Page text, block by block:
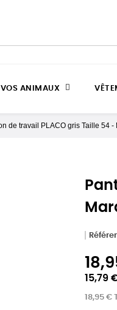
VOS ANIMAUX
de travail PLACO gris Taille 54 -
15,79
18,95 €